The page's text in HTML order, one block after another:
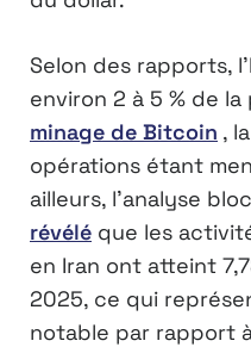
Selon des rapports,
environ 2 à 5 % de
minage de Bitcoin ,
opérations étant
ailleurs, l’analyse
révélé que les
en Iran ont atteint
2025, ce qui
notable par rapport